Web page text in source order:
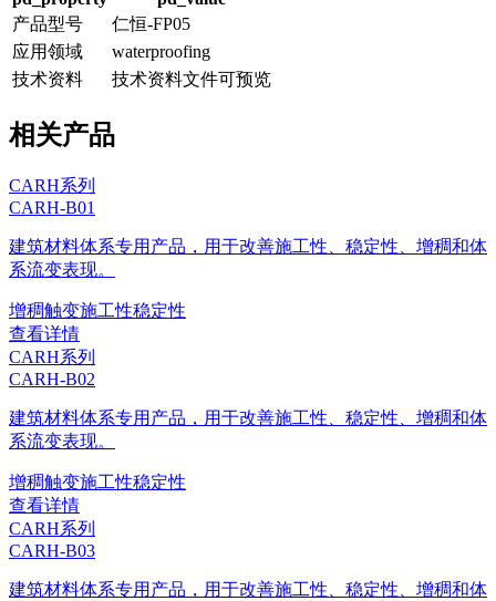
产品型号
仁恒-FP05
应用领域
waterproofing
技术资料
技术资料文件可预览
相关产品
CARH系列
CARH-B01
建筑材料体系专用产品，用于改善施工性、稳定性、增稠和体
系流变表现。
增稠触变施工性稳定性
查看详情
CARH系列
CARH-B02
建筑材料体系专用产品，用于改善施工性、稳定性、增稠和体
系流变表现。
增稠触变施工性稳定性
查看详情
CARH系列
CARH-B03
建筑材料体系专用产品，用于改善施工性、稳定性、增稠和体